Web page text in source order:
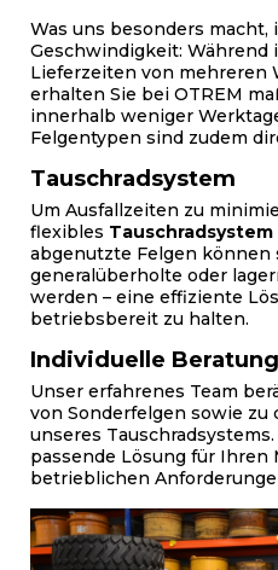
Was uns besonders macht,
Geschwindigkeit: Während
Lieferzeiten von mehreren
erhalten Sie bei OTREM
innerhalb weniger
Felgentypen sind zudem
Tauschradsystem
Um Ausfallzeiten zu
flexibles Tauschradsystem
abgenutzte Felgen können
generalüberholte oder
werden – eine effiziente
betriebsbereit zu halten.
Individuelle Beratung
Unser erfahrenes Team
von Sonderfelgen sowie zu
unseres
passende Lösung für
betrieblichen